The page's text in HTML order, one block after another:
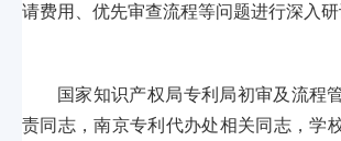
请费用、优先审查流程等问题进行深入研
国家知识产权局专利局初审及流程
责同志，南京专利代办处相关同志，学